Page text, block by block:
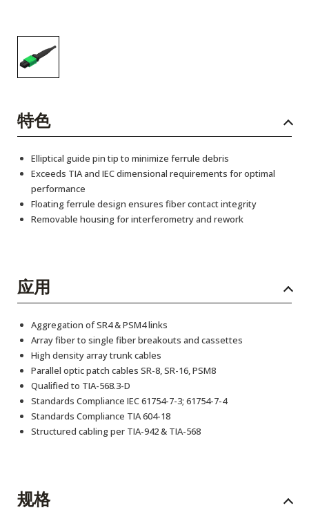
特色
Elliptical guide pin tip to minimize ferrule debris
Exceeds TIA and IEC dimensional requirements for optimal
performance
Floating ferrule design ensures fiber contact integrity
Removable housing for interferometry and rework
应用
Aggregation of SR4 & PSM4 links
Array fiber to single fiber breakouts and cassettes
High density array trunk cables
Parallel optic patch cables SR-8, SR-16, PSM8
Qualified to TIA-568.3-D
Standards Compliance IEC 61754-7-3; 61754-7-4
Standards Compliance TIA 604-18
Structured cabling per TIA-942 & TIA-568
规格